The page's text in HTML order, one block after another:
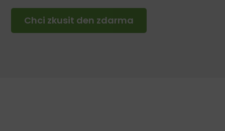
Chci zkusit den zdarma